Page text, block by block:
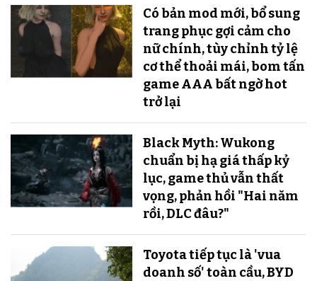
Có bản mod mới, bổ sung
trang phục gợi cảm cho
nữ chính, tùy chỉnh tỷ lệ
cơ thể thoải mái, bom tấn
game AAA bất ngờ hot
trở lại
Black Myth: Wukong
chuẩn bị hạ giá thấp kỷ
lục, game thủ vẫn thất
vọng, phản hồi "Hai năm
rồi, DLC đâu?"
Toyota tiếp tục là 'vua
doanh số' toàn cầu, BYD